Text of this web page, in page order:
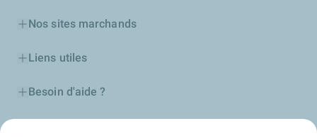
Nos sites marchands
Liens utiles
Besoin d'aide ?